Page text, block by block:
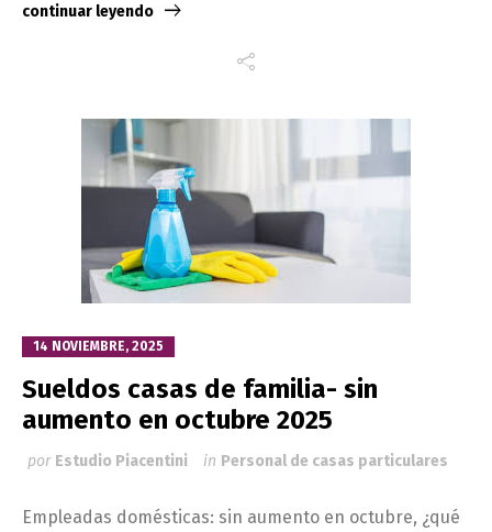
continuar leyendo
14 NOVIEMBRE, 2025
Sueldos casas de familia- sin
aumento en octubre 2025
por Estudio Piacentini in Personal de casas particulares
Empleadas domésticas: sin aumento en octubre, ¿qué